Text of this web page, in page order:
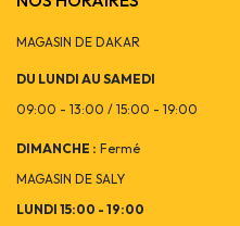
MAGASIN DE DAKAR
DU LUNDI AU SAMEDI
09:00 - 13:00 / 15:00 - 19:00
DIMANCHE : Fermé
MAGASIN DE SALY
LUNDI 15:00 - 19:00